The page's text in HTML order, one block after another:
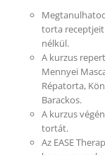
torta receptjeit
nélkül.
A kurzus
Mennyei
Répatorta,
Barackos.
A kurzus
tortát.
Az EASE